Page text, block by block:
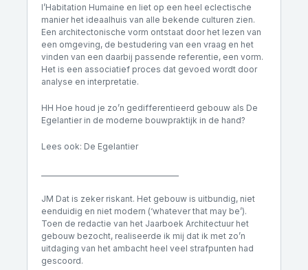
l’Habitation Humaine en liet op een heel eclectische
manier het ideaalhuis van alle bekende culturen zien.
Een architectonische vorm ontstaat door het lezen van
een omgeving, de bestudering van een vraag en het
vinden van een daarbij passende referentie, een vorm.
Het is een associatief proces dat gevoed wordt door
analyse en interpretatie.
HH Hoe houd je zo’n gedifferentieerd gebouw als De
Egelantier in de moderne bouwpraktijk in de hand?
Lees ook: De Egelantier
JM Dat is zeker riskant. Het gebouw is uitbundig, niet
eenduidig en niet modern (‘whatever that may be’).
Toen de redactie van het Jaarboek Architectuur het
gebouw bezocht, realiseerde ik mij dat ik met zo’n
uitdaging van het ambacht heel veel strafpunten had
gescoord.